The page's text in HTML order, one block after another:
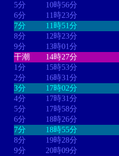
5分
10時56分
6分
11時23分
7分
11時51分
8分
12時23分
9分
13時01分
干潮
14時27分
1分
15時53分
2分
16時31分
3分
17時02分
4分
17時31分
5分
17時58分
6分
18時26分
7分
18時55分
8分
19時28分
9分
20時09分